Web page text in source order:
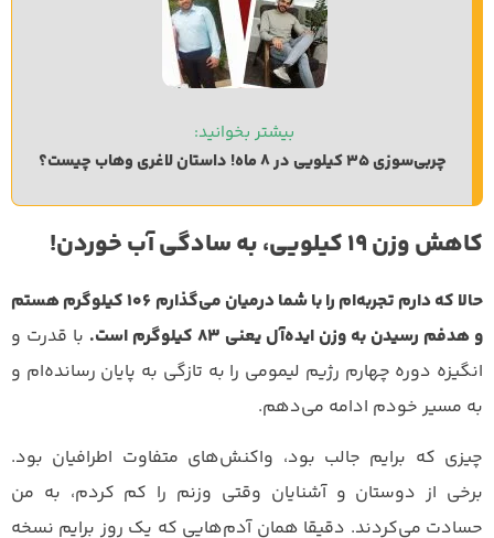
بیشتر بخوانید:
چربی‌سوزی 35 کیلویی در 8 ماه! داستان لاغری وهاب چیست؟
کاهش وزن 19 کیلویی، به سادگی آب خوردن!
حالا که دارم تجربه‌ام را با شما درمیان می‌گذارم ۱۰۶ کیلوگرم هستم
و هدفم رسیدن به وزن ایده‌آل یعنی ۸۳ کیلوگرم است.
با قدرت و
انگیزه دوره چهارم رژیم لیمومی را به تازگی به پایان رسانده‌ام و
به مسیر خودم ادامه می‌دهم.
چیزی که برایم جالب بود، واکنش‌های متفاوت اطرافیان بود.
برخی از دوستان و آشنایان وقتی وزنم را کم کردم، به من
حسادت می‌کردند. دقیقا همان آدم‌هایی که یک روز برایم نسخه